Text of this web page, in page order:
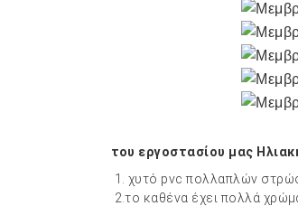
του εργοστασίου μας
1. χυτό pvc πολλαπλών
2.το καθένα έχει πολλά